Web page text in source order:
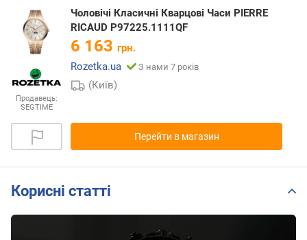
Продавець:
SEGTIME
Чоловічі Класичні Кварцові Часи PIERRE
RICAUD P97225.1111QF
6 163 грн.
Rozetka.ua
З нами 7 років
(Київ)
Перейти в магазин
Корисні статті